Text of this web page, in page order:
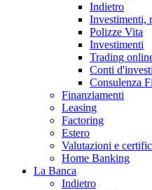
Indietro
Investimenti,
Polizze Vita
Investimenti
Trading
Conti
Consulenza
Finanziamenti
Leasing
Factoring
Estero
Valutazioni e
Home Banking
La Banca
Indietro